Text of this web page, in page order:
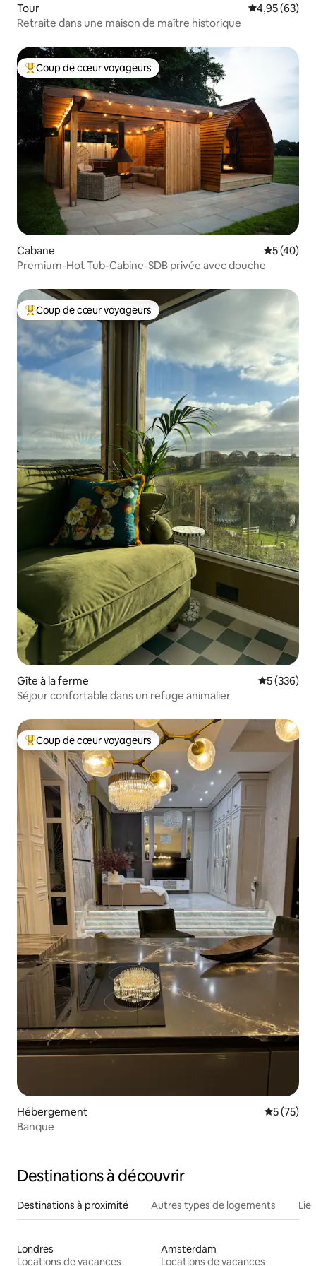
Tour Évaluation
4,95 (63)
Retraite dans une maison de maître historique
Coups de cœur voyageurs les plus appréciés
Coup de cœur voyageurs
Cabane
5 (40)
Premium-Hot Tub-Cabine-SDB privée avec douche
Coups de cœur voyageurs les plus appréciés
Coup de cœur voyageurs
Gîte à la ferme Évaluation
5 (336)
Séjour confortable dans un refuge animalier
Coups de cœur voyageurs les plus appréciés
Coup de cœur voyageurs
Hébergement
5 (75)
Banque
Destinations à découvrir
Destinations à proximité Autres types de logements
Londres
Locations de vacances
Amsterdam
Locations de vacances